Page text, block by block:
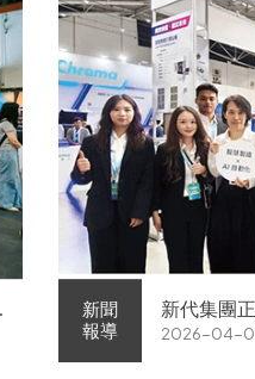
新聞
報導
新代集團
慧智造解
2026-04-